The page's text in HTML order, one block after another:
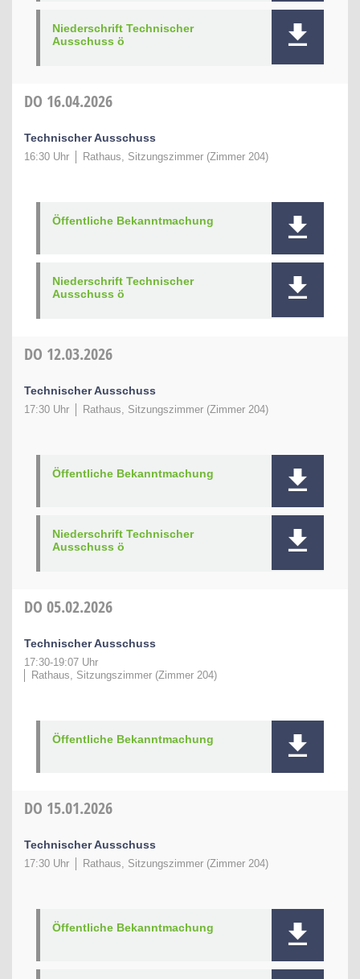
Niederschrift Technischer
Ausschuss ö
DO 16.04.2026
Technischer Ausschuss
16:30 Uhr Rathaus, Sitzungszimmer (Zimmer 204)
Öffentliche Bekanntmachung
Niederschrift Technischer
Ausschuss ö
DO 12.03.2026
Technischer Ausschuss
17:30 Uhr Rathaus, Sitzungszimmer (Zimmer 204)
Öffentliche Bekanntmachung
Niederschrift Technischer
Ausschuss ö
DO 05.02.2026
Technischer Ausschuss
17:30-19:07 Uhr
Rathaus, Sitzungszimmer (Zimmer 204)
Öffentliche Bekanntmachung
DO 15.01.2026
Technischer Ausschuss
17:30 Uhr Rathaus, Sitzungszimmer (Zimmer 204)
Öffentliche Bekanntmachung